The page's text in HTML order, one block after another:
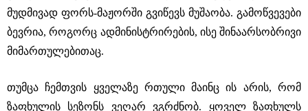
მუდმივად ფორს-მაჟორში გვიწევს მუშაობა. გამოწვევები
ბევრია, როგორც ადმინისტრირების, ისე შინაარსობრივი
მიმართულებითაც.
თუმცა ჩემთვის ყველაზე რთული მაინც ის არის, რომ
ზაფხულის სეზონს ვეღარ ვგრძნობ. ყოველ ზაფხულს